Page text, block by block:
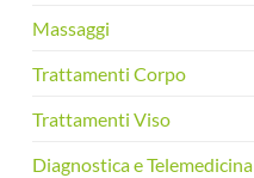
Massaggi
Trattamenti Corpo
Trattamenti Viso
Diagnostica e Telemedicina